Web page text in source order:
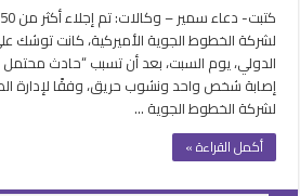
لشركة الخطوط الجوية الأميركية، كانت توشك
الدولي، يوم السبت، بعد أن تسبب “حادث
إصابة شخص واحد ونشوب حريق، وفقًا لإدارة
لشركة الخطوط الجوية …
أكمل القراءة »